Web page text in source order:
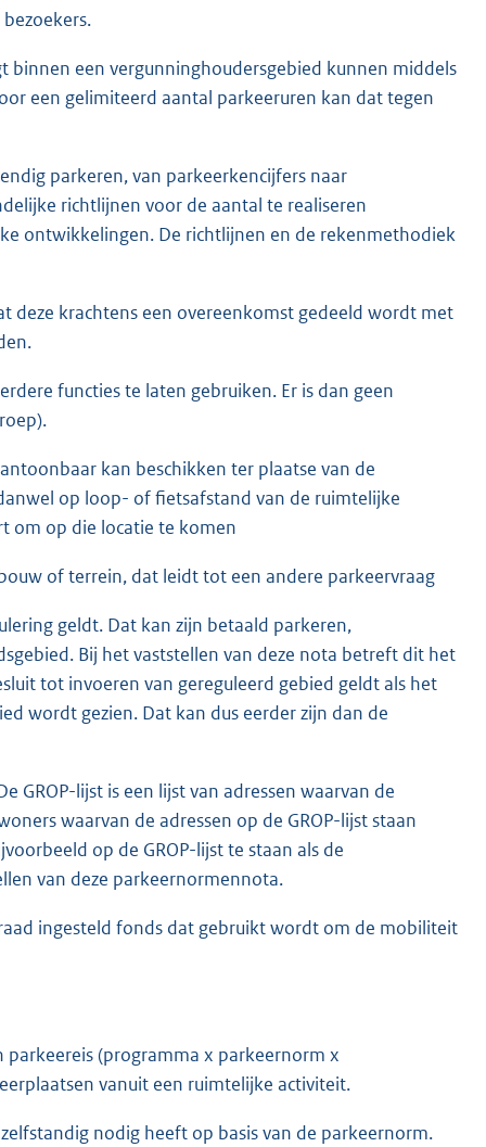
binnen een vergunninghoudersgebied kunnen middels
een gelimiteerd aantal parkeeruren kan dat tegen
parkeren, van parkeerkencijfers naar
richtlijnen voor de aantal te realiseren
ontwikkelingen. De richtlijnen en de rekenmethodiek
deze krachtens een overeenkomst gedeeld wordt met
functies te laten gebruiken. Er is dan geen
kan beschikken ter plaatse van de
op loop- of fietsafstand van de ruimtelijke
om op die locatie te komen
of terrein, dat leidt tot een andere parkeervraag
geldt. Dat kan zijn betaald parkeren,
Bij het vaststellen van deze nota betreft dit het
tot invoeren van gereguleerd gebied geldt als het
wordt gezien. Dat kan dus eerder zijn dan de
GROP-lijst is een lijst van adressen waarvan de
waarvan de adressen op de GROP-lijst staan
op de GROP-lijst te staan als de
van deze parkeernormennota.
ingesteld fonds dat gebruikt wordt om de mobiliteit
(programma x parkeernorm x
vanuit een ruimtelijke activiteit.
nodig heeft op basis van de parkeernorm.